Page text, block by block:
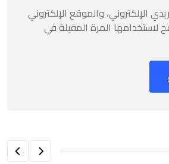
الإلكتروني، والموقع الإلكتروني
لاستخدامها المرة المقبلة في